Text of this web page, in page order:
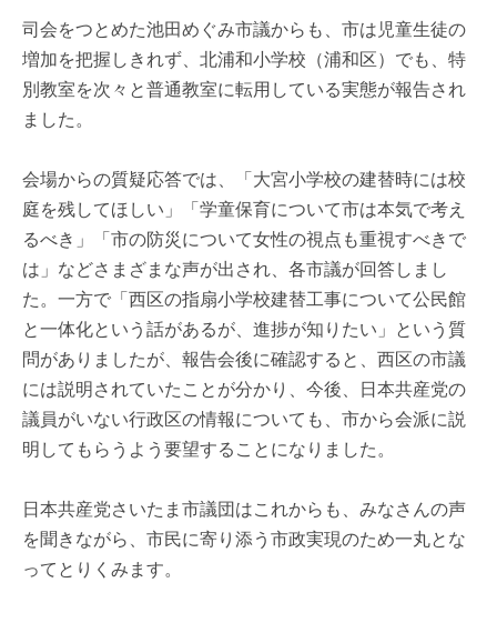
司会をつとめた池田めぐみ市議からも、市は児童生徒の
増加を把握しきれず、北浦和小学校（浦和区）でも、特
別教室を次々と普通教室に転用している実態が報告され
ました。
会場からの質疑応答では、「大宮小学校の建替時には校
庭を残してほしい」「学童保育について市は本気で考え
るべき」「市の防災について女性の視点も重視すべきで
は」などさまざまな声が出され、各市議が回答しまし
た。一方で「西区の指扇小学校建替工事について公民館
と一体化という話があるが、進捗が知りたい」という質
問がありましたが、報告会後に確認すると、西区の市議
には説明されていたことが分かり、今後、日本共産党の
議員がいない行政区の情報についても、市から会派に説
明してもらうよう要望することになりました。
日本共産党さいたま市議団はこれからも、みなさんの声
を聞きながら、市民に寄り添う市政実現のため一丸とな
ってとりくみます。